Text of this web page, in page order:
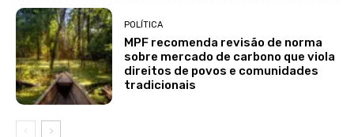
POLÍTICA
MPF recomenda revisão de norma
sobre mercado de carbono que viola
direitos de povos e comunidades
tradicionais